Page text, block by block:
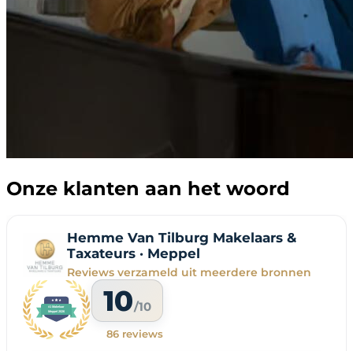
Onze klanten aan het woord